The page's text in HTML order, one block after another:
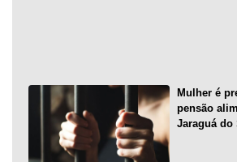
Mulher é
pensão
Jaraguá do